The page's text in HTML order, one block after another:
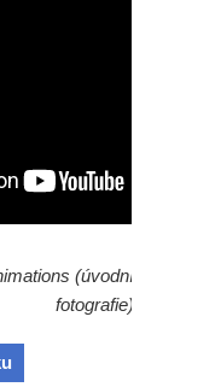
(úvodní
fotografie)